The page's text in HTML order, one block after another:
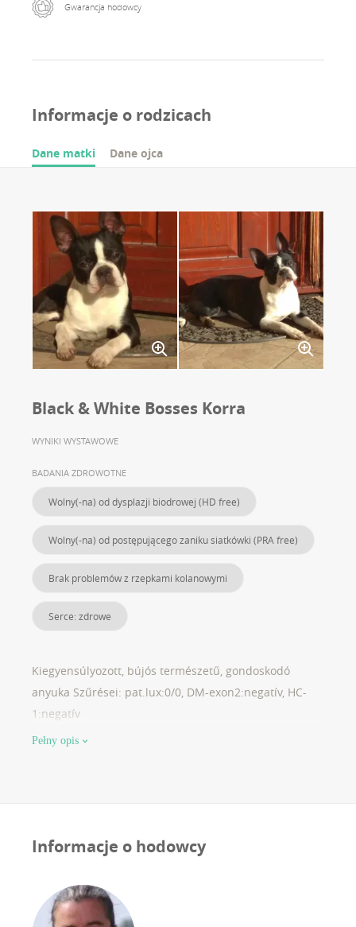
Gwarancja hodowcy
Informacje o rodzicach
Dane matki Dane ojca
Black & White Bosses Korra
WYNIKI WYSTAWOWE
BADANIA ZDROWOTNE
Wolny(-na) od dysplazji biodrowej (HD free)
Wolny(-na) od postępującego zaniku siatkówki (PRA free)
Brak problemów z rzepkami kolanowymi
Serce: zdrowe
Kiegyensúlyozott, bújós természetű, gondoskodó
anyuka Szűrései: pat.lux:0/0, DM-exon2:negatív, HC-
1:negatív
Pełny opis
Informacje o hodowcy